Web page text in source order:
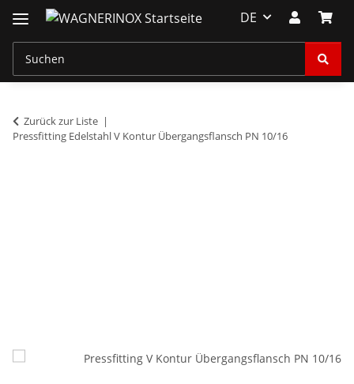
DE
Zurück zur Liste
Pressfitting Edelstahl V Kontur Übergangsflansch PN 10/16